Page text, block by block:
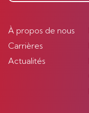
À propos de nous
Carrières
Actualités